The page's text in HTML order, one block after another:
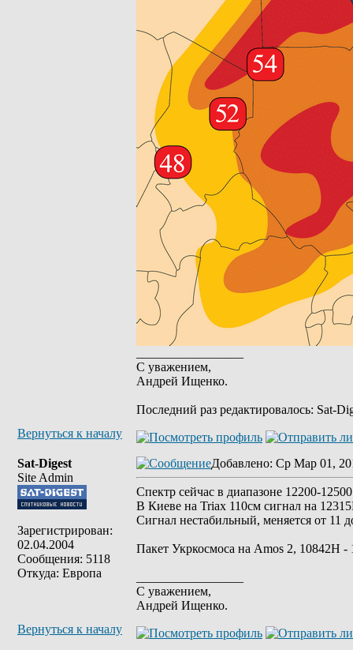
С уважением,
Андрей Ищенко.
Последний раз редактировалось: Sat-
Вернуться к началу
Sat-Digest
Site Admin
Зарегистрирован:
02.04.2004
Сообщения: 5118
Откуда: Европа
Добавлено: Ср Мар 01,
Спектр сейчас в диапазоне 12200-
В Киеве на Triax 110см сигнал на
Сигнал нестабильный, меняется от 11
Пакет Укркосмоса на Amos 2, 10842H -
С уважением,
Андрей Ищенко.
Вернуться к началу